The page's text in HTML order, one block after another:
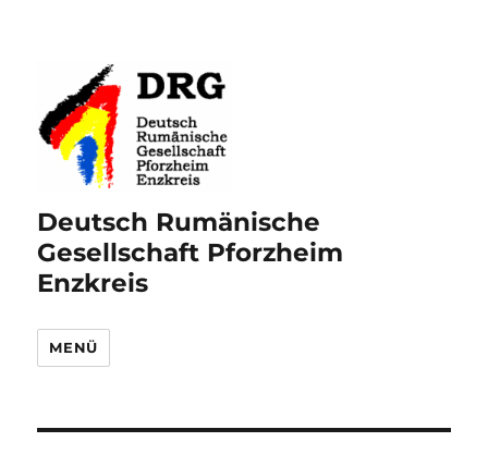
Deutsch Rumänische
Gesellschaft Pforzheim
Enzkreis
MENÜ